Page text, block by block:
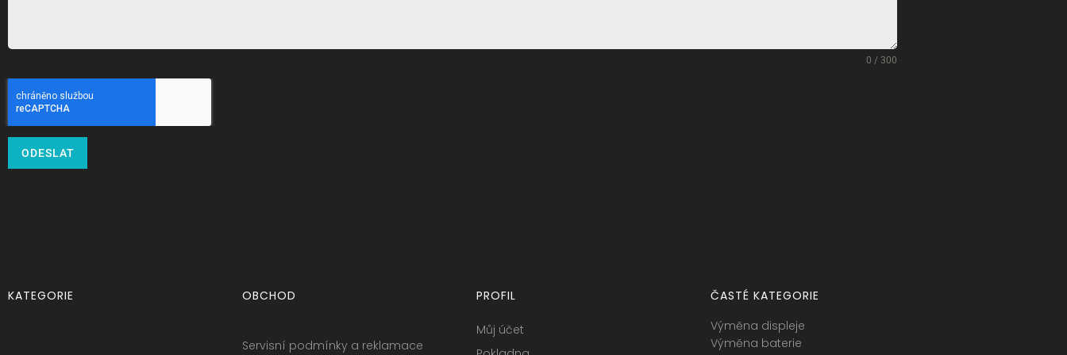
0 / 300
ODESLAT
KATEGORIE OBCHOD
Servisní podmínky a reklamace
PROFIL
Můj účet
ČASTÉ KATEGORIE
Výměna displeje
Výměna baterie